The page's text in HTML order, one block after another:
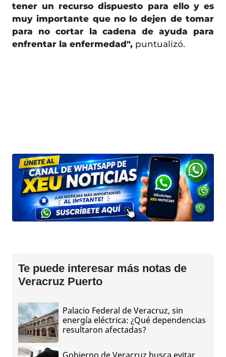
tener un recurso dispuesto para ello y es
muy importante que no lo dejen de tomar
para no cortar la cadena de ayuda para
enfrentar la enfermedad", puntualizó.
Te puede interesar más notas de
Veracruz Puerto
Palacio Federal de Veracruz, sin
energía eléctrica: ¿Qué dependencias
resultaron afectadas?